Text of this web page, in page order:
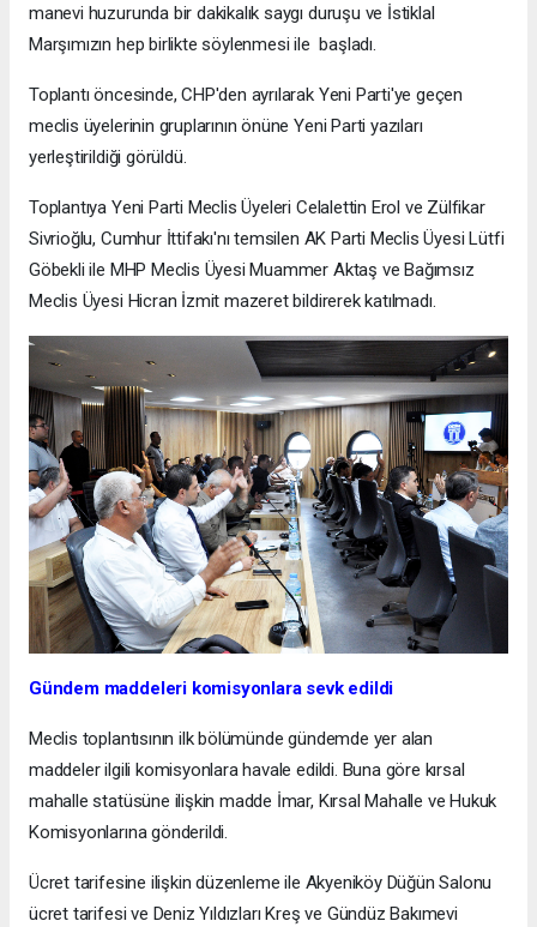
manevi huzurunda bir dakikalık saygı duruşu ve İstiklal
Marşımızın hep birlikte söylenmesi ile başladı.
Toplantı öncesinde, CHP'den ayrılarak Yeni Parti'ye geçen
meclis üyelerinin gruplarının önüne Yeni Parti yazıları
yerleştirildiği görüldü.
Toplantıya Yeni Parti Meclis Üyeleri Celalettin Erol ve Zülfikar
Sivrioğlu, Cumhur İttifakı'nı temsilen AK Parti Meclis Üyesi Lütfi
Göbekli ile MHP Meclis Üyesi Muammer Aktaş ve Bağımsız
Meclis Üyesi Hicran İzmit mazeret bildirerek katılmadı.
Gündem maddeleri komisyonlara sevk edildi
Meclis toplantısının ilk bölümünde gündemde yer alan
maddeler ilgili komisyonlara havale edildi. Buna göre kırsal
mahalle statüsüne ilişkin madde İmar, Kırsal Mahalle ve Hukuk
Komisyonlarına gönderildi.
Ücret tarifesine ilişkin düzenleme ile Akyeniköy Düğün Salonu
ücret tarifesi ve Deniz Yıldızları Kreş ve Gündüz Bakımevi